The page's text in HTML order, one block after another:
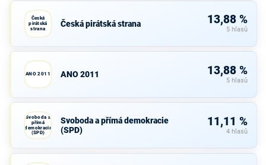
Česká
pirátská
strana
Česká pirátská strana 13,88 %
5 hlasů
ANO 2011 ANO 2011 13,88 %
5 hlasů
Svoboda a
přímá
demokracie
(SPD)
Svoboda a přímá demokracie
(SPD)
11,11 %
4 hlasů